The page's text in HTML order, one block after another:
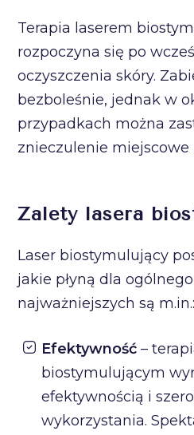
Terapia laserem
rozpoczyna się po
oczyszczenia skóry.
bezboleśnie, jednak w
przypadkach można
znieczulenie miejscowe
Zalety lasera
Laser biostymulujący
jakie płyną dla
najważniejszych są m.in.:
Efektywność –
biostymulującym
efektywnością i
wykorzystania.